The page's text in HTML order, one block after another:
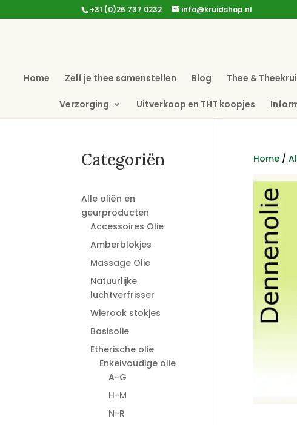
+31 (0)26 737 0232 info@kruidshop.nl
Home Zelf je thee samenstellen Blog Thee &
Verzorging Uitverkoop en THT koopjes
Home/
Categoriën
Alle oliën en
geurproducten
Accessoires Olie
Amberblokjes
Massage Olie
Natuurlijke
luchtverfrisser
Wierook stokjes
Basisolie
Etherische olie
Enkelvoudige olie
A-G
H-M
N-R